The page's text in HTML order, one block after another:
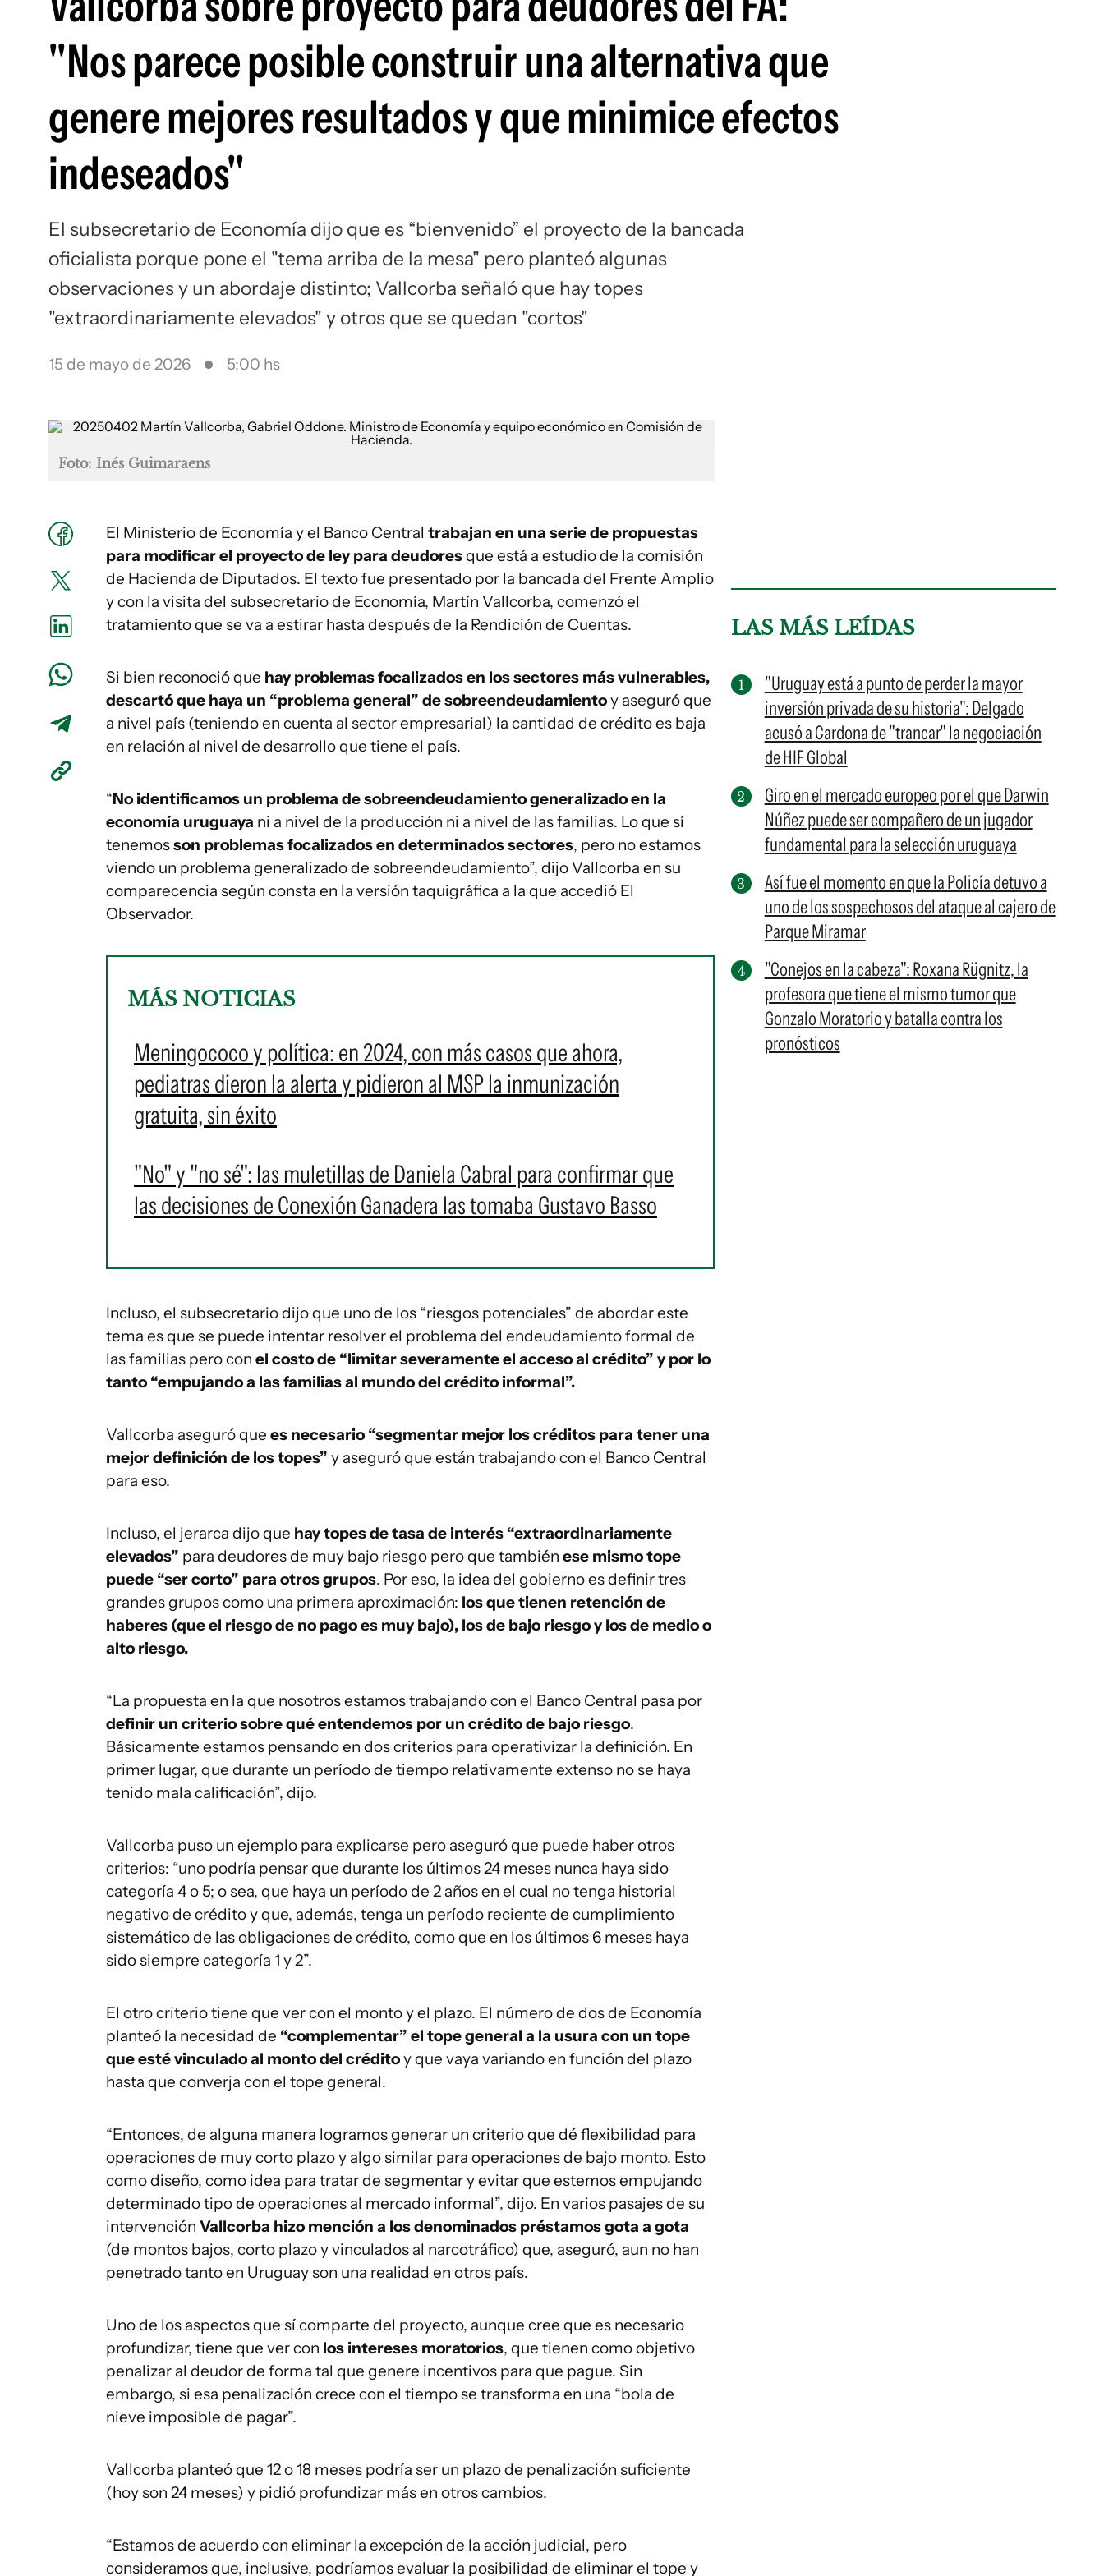
"Nos parece posible construir una alternativa que
genere mejores resultados y que minimice efectos
indeseados"
El subsecretario de Economía dijo que es “bienvenido” el proyecto de la bancada
oficialista porque pone el "tema arriba de la mesa" pero planteó algunas
observaciones y un abordaje distinto; Vallcorba señaló que hay topes
"extraordinariamente elevados" y otros que se quedan "cortos"
15 de mayo de 2026 5:00 hs
Foto: Inés Guimaraens
El Ministerio de Economía y el Banco Central trabajan en una serie de propuestas
para modificar el proyecto de ley para deudoresque está a estudio de la comisión
de Hacienda de Diputados. El texto fue presentado por la bancada del Frente Amplio
y con la visita del subsecretario de Economía, Martín Vallcorba, comenzó el
tratamiento que se va a estirar hasta después de la Rendición de Cuentas.
Si bien reconoció que hay problemas focalizados en los sectores más vulnerables,
descartó que haya un “problema general” de sobreendeudamientoy aseguró que
a nivel país (teniendo en cuenta al sector empresarial) la cantidad de crédito es baja
en relación al nivel de desarrollo que tiene el país.
“No identificamos un problema de sobreendeudamiento generalizado en la
economía uruguaya ni a nivel de la producción ni a nivel de las familias. Lo que sí
tenemosson problemas focalizados en determinados sectores, pero no estamos
viendo un problema generalizado de sobreendeudamiento”, dijo Vallcorba en su
comparecencia según consta en la versión taquigráfica a la que accedió El
Observador.
MÁS NOTICIAS
Meningococo y política: en 2024, con más casos que ahora,
pediatras dieron la alerta y pidieron al MSP la inmunización
gratuita, sin éxito
"No" y "no sé": las muletillas de Daniela Cabral para confirmar que
las decisiones de Conexión Ganadera las tomaba Gustavo Basso
Incluso, el subsecretario dijo que uno de los “riesgos potenciales” de abordar este
tema es que se puede intentar resolver el problema del endeudamiento formal de
las familias pero con el costo de “limitar severamente el acceso al crédito” y por lo
tanto “empujando a las familias al mundo del crédito informal”.
Vallcorba aseguró que es necesario “segmentar mejor los créditos para tener una
mejor definición de los topes” y aseguró que están trabajando con el Banco Central
para eso.
Incluso, el jerarca dijo que hay topes de tasa de interés “extraordinariamente
elevados” para deudores de muy bajo riesgo pero que también ese mismo tope
puede “ser corto” para otros grupos. Por eso, la idea del gobierno es definir tres
grandes grupos como una primera aproximación: los que tienen retención de
haberes (que el riesgo de no pago es muy bajo), los de bajo riesgo y los de medio o
alto riesgo.
“La propuesta en la que nosotros estamos trabajando con el Banco Central pasa por
definir un criterio sobre qué entendemos por un crédito de bajo riesgo.
Básicamente estamos pensando en dos criterios para operativizar la definición. En
primer lugar, que durante un período de tiempo relativamente extenso no se haya
tenido mala calificación”, dijo.
Vallcorba puso un ejemplo para explicarse pero aseguró que puede haber otros
criterios: “uno podría pensar que durante los últimos 24 meses nunca haya sido
categoría 4 o 5; o sea, que haya un período de 2 años en el cual no tenga historial
negativo de crédito y que, además, tenga un período reciente de cumplimiento
sistemático de las obligaciones de crédito, como que en los últimos 6 meses haya
sido siempre categoría 1 y 2”.
El otro criterio tiene que ver con el monto y el plazo. El número de dos de Economía
planteó la necesidad de “complementar” el tope general a la usura con un tope
que esté vinculado al monto del créditoy que vaya variando en función del plazo
hasta que converja con el tope general.
“Entonces, de alguna manera logramos generar un criterio que dé flexibilidad para
operaciones de muy corto plazo y algo similar para operaciones de bajo monto. Esto
como diseño, como idea para tratar de segmentar y evitar que estemos empujando
determinado tipo de operaciones al mercado informal”, dijo. En varios pasajes de su
intervención Vallcorba hizo mención a los denominados préstamos gota a gota
(de montos bajos, corto plazo y vinculados al narcotráfico) que, aseguró, aun no han
penetrado tanto en Uruguay son una realidad en otros país.
Uno de los aspectos que sí comparte del proyecto, aunque cree que es necesario
profundizar, tiene que ver con los intereses moratorios, que tienen como objetivo
penalizar al deudor de forma tal que genere incentivos para que pague. Sin
embargo, si esa penalización crece con el tiempo se transforma en una “bola de
nieve imposible de pagar”.
Vallcorba planteó que 12 o 18 meses podría ser un plazo de penalización suficiente
(hoy son 24 meses) y pidió profundizar más en otros cambios.
“Estamos de acuerdo con eliminar la excepción de la acción judicial, pero
consideramos que, inclusive, podríamos evaluar la posibilidad de eliminar el tope y
LAS MÁS LEÍDAS
"Uruguay está a punto de perder la mayor
inversión privada de su historia": Delgado
acusó a Cardona de "trancar" la negociación
de HIF Global
Giro en el mercado europeo por el que Darwin
Núñez puede ser compañero de un jugador
fundamental para la selección uruguaya
Así fue el momento en que la Policía detuvo a
uno de los sospechosos del ataque al cajero de
Parque Miramar
"Conejos en la cabeza": Roxana Rügnitz, la
profesora que tiene el mismo tumor que
Gonzalo Moratorio y batalla contra los
pronósticos